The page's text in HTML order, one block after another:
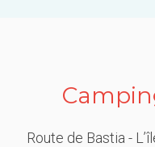
Route de Bastia -